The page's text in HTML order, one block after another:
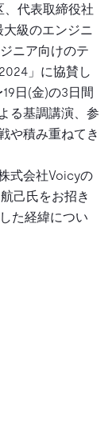
、代表取締役社
級のエンジニ
ニア向けのテ
」に協賛し
日(金)の3日間
る基調講演、参
や積み重ねてき
式会社Voicyの
己氏をお招き
た経緯につい